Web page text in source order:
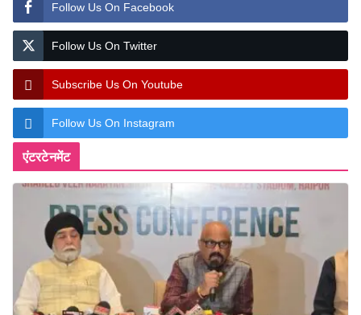
Follow Us On Facebook
Follow Us On Twitter
Subscribe Us On Youtube
Follow Us On Instagram
एंटरटेनमेंट